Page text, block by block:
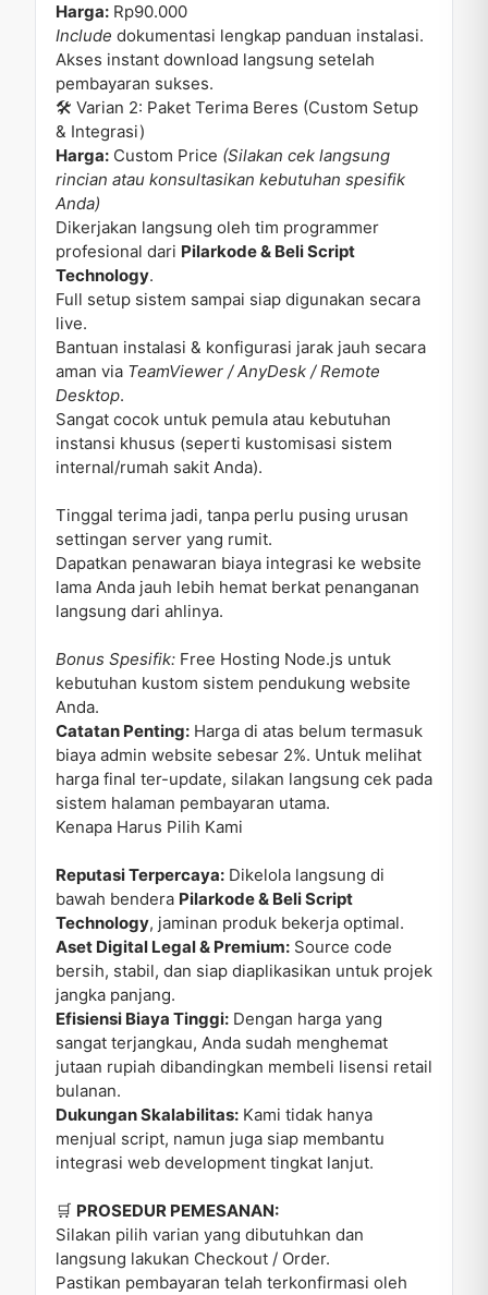
Harga: Rp90.000
Include dokumentasi lengkap panduan instalasi.
Akses instant download langsung setelah
pembayaran sukses.
🛠️ Varian 2: Paket Terima Beres (Custom Setup
& Integrasi)
Harga: Custom Price (Silakan cek langsung
rincian atau konsultasikan kebutuhan spesifik
Anda)
Dikerjakan langsung oleh tim programmer
profesional dari Pilarkode & Beli Script
Technology.
Full setup sistem sampai siap digunakan secara
live.
Bantuan instalasi & konfigurasi jarak jauh secara
aman via TeamViewer / AnyDesk / Remote
Desktop.
Sangat cocok untuk pemula atau kebutuhan
instansi khusus (seperti kustomisasi sistem
internal/rumah sakit Anda).
Tinggal terima jadi, tanpa perlu pusing urusan
settingan server yang rumit.
Dapatkan penawaran biaya integrasi ke website
lama Anda jauh lebih hemat berkat penanganan
langsung dari ahlinya.
Bonus Spesifik: Free Hosting Node.js untuk
kebutuhan kustom sistem pendukung website
Anda.
Catatan Penting: Harga di atas belum termasuk
biaya admin website sebesar 2%. Untuk melihat
harga final ter-update, silakan langsung cek pada
sistem halaman pembayaran utama.
Kenapa Harus Pilih Kami
Reputasi Terpercaya: Dikelola langsung di
bawah bendera Pilarkode & Beli Script
Technology, jaminan produk bekerja optimal.
Aset Digital Legal & Premium: Source code
bersih, stabil, dan siap diaplikasikan untuk projek
jangka panjang.
Efisiensi Biaya Tinggi: Dengan harga yang
sangat terjangkau, Anda sudah menghemat
jutaan rupiah dibandingkan membeli lisensi retail
bulanan.
Dukungan Skalabilitas: Kami tidak hanya
menjual script, namun juga siap membantu
integrasi web development tingkat lanjut.
🛒 PROSEDUR PEMESANAN:
Silakan pilih varian yang dibutuhkan dan
langsung lakukan Checkout / Order.
Pastikan pembayaran telah terkonfirmasi oleh